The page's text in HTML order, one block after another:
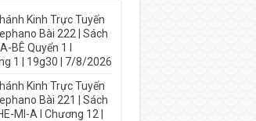
Kinh Trực Tuyến
Bài 222 | Sách
BÊ Quyển 1 I
1 | 19g30 | 7/8/2026
Kinh Trực Tuyến
Bài 221 | Sách
MI-A I Chương 12 |